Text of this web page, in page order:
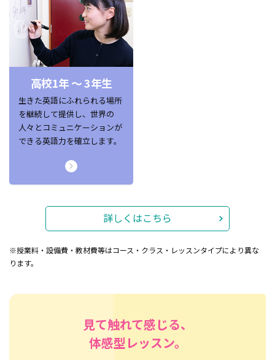
高校1年 ～ 3年生
生きた英語にふれられる場所
を継続して提供し、世界の
人々とコミュニケーションが
できる英語力を確立します。
詳しくはこちら
※授業料・設備費・教材費等はコース・クラス・レッスンタイプにより異な
ります。
見て触れて感じる、
体感型レッスン。